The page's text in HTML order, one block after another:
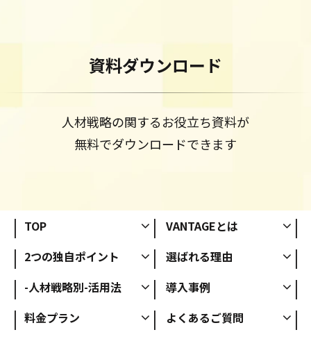
資料ダウンロード
人材戦略の関するお役立ち資料が
無料でダウンロードできます
TOP
VANTAGEとは
2つの独自ポイント
選ばれる理由
-人材戦略別-活用法
導入事例
料金プラン
よくあるご質問